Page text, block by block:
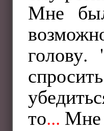
Мне
то... Мне